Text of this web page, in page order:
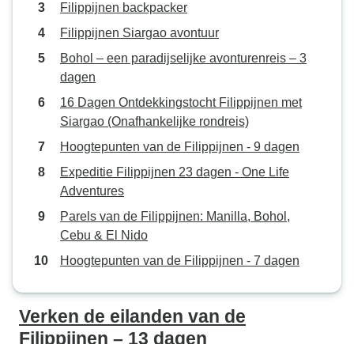
Filippijnen backpacker
Filippijnen Siargao avontuur
Bohol – een paradijselijke avonturenreis – 3
dagen
16 Dagen Ontdekkingstocht Filippijnen met
Siargao (Onafhankelijke rondreis)
Hoogtepunten van de Filippijnen - 9 dagen
Expeditie Filippijnen 23 dagen - One Life
Adventures
Parels van de Filippijnen: Manilla, Bohol,
Cebu & El Nido
Hoogtepunten van de Filippijnen - 7 dagen
Verken de eilanden van de
Filippijnen – 13 dagen